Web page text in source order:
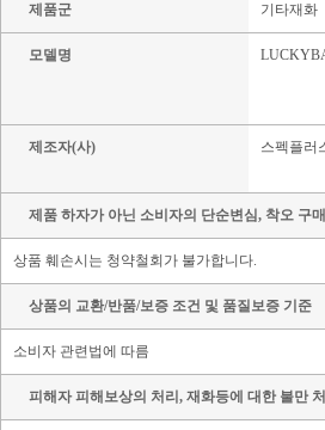
제품군 기타재화
모델명
제조자(사) 스펙플러
제품 하자가 아닌 소비자의 단순변심, 착오 구
상품 훼손시는 청약철회가 불가합니다.
상품의 교환/반품/보증 조건 및 품질보증 기준
소비자 관련법에 따름
피해자 피해보상의 처리, 재화등에 대한 불만